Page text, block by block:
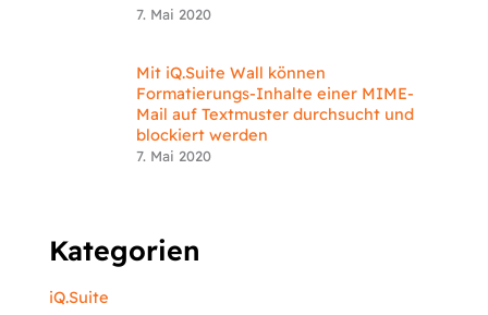
7. Mai 2020
Mit iQ.Suite Wall können
Formatierungs-Inhalte einer MIME-
Mail auf Textmuster durchsucht und
blockiert werden
7. Mai 2020
Kategorien
iQ.Suite